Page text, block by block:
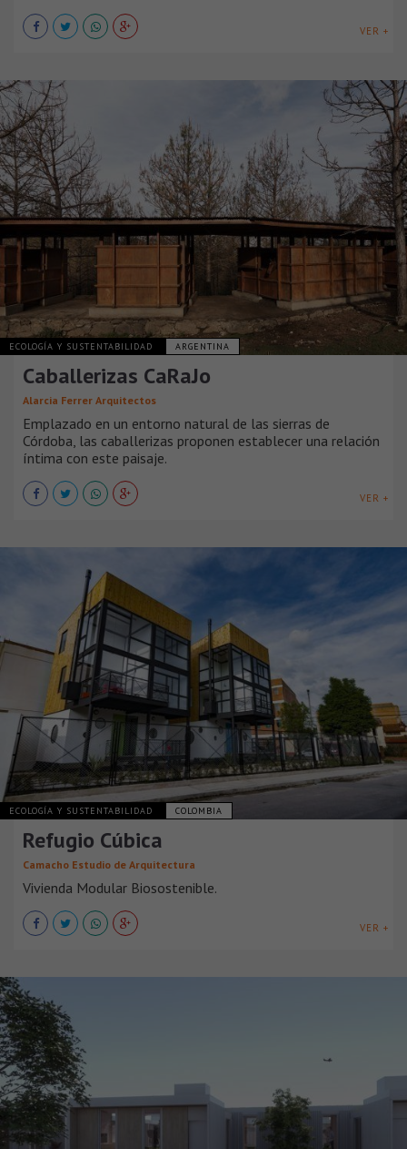
VER +
ECOLOGÍA Y SUSTENTABILIDAD ARGENTINA
Caballerizas CaRaJo
Alarcia Ferrer Arquitectos
Emplazado en un entorno natural de las sierras de
Córdoba, las caballerizas proponen establecer una relación
íntima con este paisaje.
VER +
ECOLOGÍA Y SUSTENTABILIDAD COLOMBIA
Refugio Cúbica
Camacho Estudio de Arquitectura
Vivienda Modular Biosostenible.
VER +